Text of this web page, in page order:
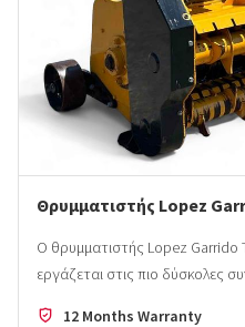
Θρυμματιστής Lopez
Ο θρυμματιστής Lopez Garrido
εργάζεται στις πιο δύσκολες
12 Months Warranty